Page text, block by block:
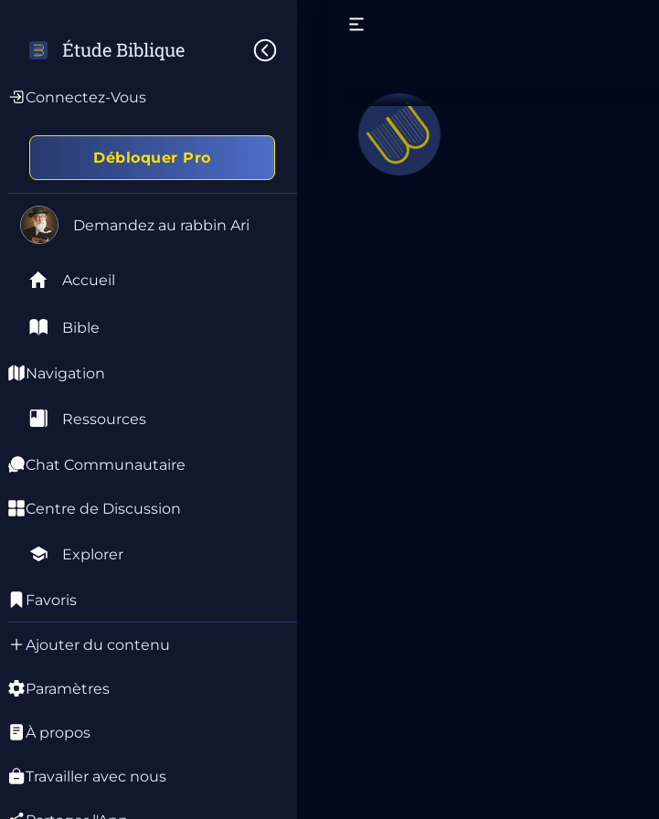
Étude Biblique
Connectez-Vous
Débloquer Pro
Demandez au rabbin Ari
Accueil
Bible
Navigation
Ressources
Chat Communautaire
Centre de Discussion
Explorer
Favoris
Ajouter du contenu
Paramètres
À propos
Travailler avec nous